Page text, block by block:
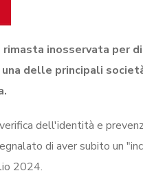
rimasta inosservata per
delle principali
dell'identità e
di aver subito un
2024.